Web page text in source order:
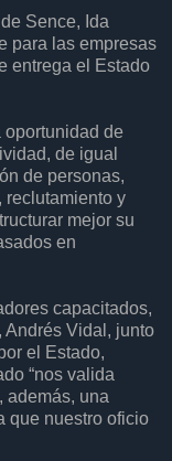
Sence, Ida
para las empresas
entrega el Estado
oportunidad de
de igual
de personas,
reclutamiento y
mejor su
en
capacitados,
Andrés Vidal, junto
el Estado,
“nos valida
además, una
que nuestro oficio